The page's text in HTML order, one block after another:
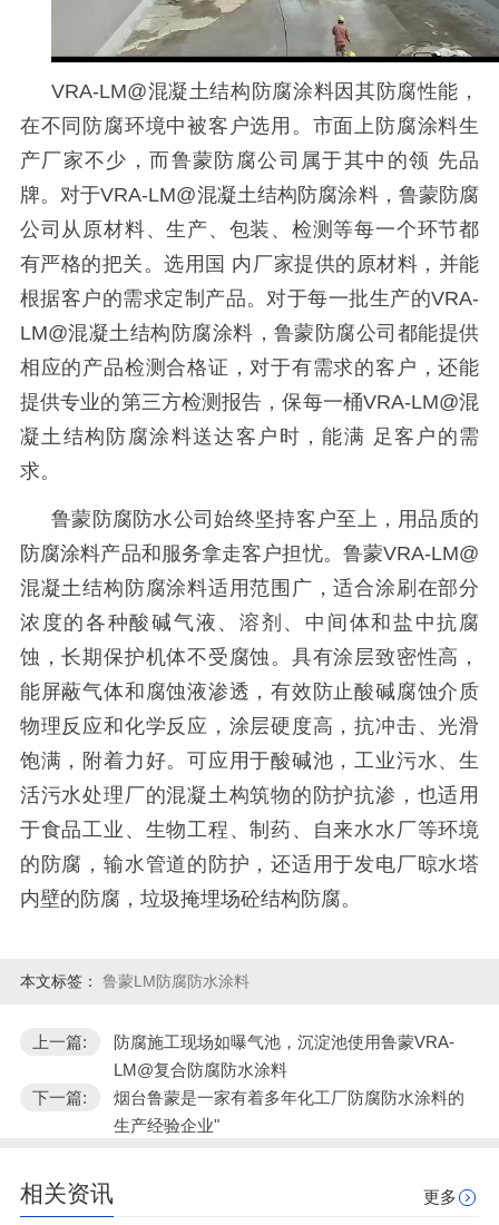
VRA-LM@混凝土结构防腐涂料因其防腐性能，
在不同防腐环境中被客户选用。市面上防腐涂料生
产厂家不少，而鲁蒙防腐公司属于其中的领 先品
牌。对于VRA-LM@混凝土结构防腐涂料，鲁蒙防腐
公司从原材料、生产、包装、检测等每一个环节都
有严格的把关。选用国 内厂家提供的原材料，并能
根据客户的需求定制产品。对于每一批生产的VRA-
LM@混凝土结构防腐涂料，鲁蒙防腐公司都能提供
相应的产品检测合格证，对于有需求的客户，还能
提供专业的第三方检测报告，保每一桶VRA-LM@混
凝土结构防腐涂料送达客户时，能满 足客户的需
求。
鲁蒙防腐防水公司始终坚持客户至上，用品质的
防腐涂料产品和服务拿走客户担忧。鲁蒙VRA-LM@
混凝土结构防腐涂料适用范围广，适合涂刷在部分
浓度的各种酸碱气液、溶剂、中间体和盐中抗腐
蚀，长期保护机体不受腐蚀。具有涂层致密性高，
能屏蔽气体和腐蚀液渗透，有效防止酸碱腐蚀介质
物理反应和化学反应，涂层硬度高，抗冲击、光滑
饱满，附着力好。可应用于酸碱池，工业污水、生
活污水处理厂的混凝土构筑物的防护抗渗，也适用
于食品工业、生物工程、制药、自来水水厂等环境
的防腐，输水管道的防护，还适用于发电厂晾水塔
内壁的防腐，垃圾掩埋场砼结构防腐。
本文标签： 鲁蒙LM防腐防水涂料
上一篇:
防腐施工现场如曝气池，沉淀池使用鲁蒙VRA-
LM@复合防腐防水涂料
下一篇:
烟台鲁蒙是一家有着多年化工厂防腐防水涂料的
生产经验企业"
相关资讯 更多